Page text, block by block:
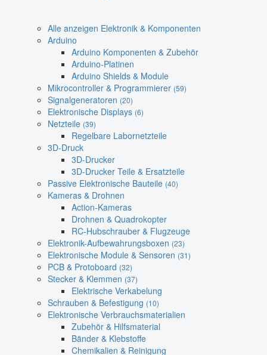
Alle anzeigen Elektronik & Komponenten
Arduino
Arduino Komponenten & Zubehör
Arduino-Platinen
Arduino Shields & Module
Mikrocontroller & Programmierer (59)
Signalgeneratoren (20)
Elektronische Displays (6)
Netzteile (39)
Regelbare Labornetzteile
3D-Druck
3D-Drucker
3D-Drucker Teile & Ersatzteile
Passive Elektronische Bauteile (40)
Kameras & Drohnen
Action-Kameras
Drohnen & Quadrokopter
RC-Hubschrauber & Flugzeuge
Elektronik-Aufbewahrungsboxen (23)
Elektronische Module & Sensoren (31)
PCB & Protoboard (32)
Stecker & Klemmen (37)
Elektrische Verkabelung
Schrauben & Befestigung (10)
Elektronische Verbrauchsmaterialien
Zubehör & Hilfsmaterial
Bänder & Klebstoffe
Chemikalien & Reinigung